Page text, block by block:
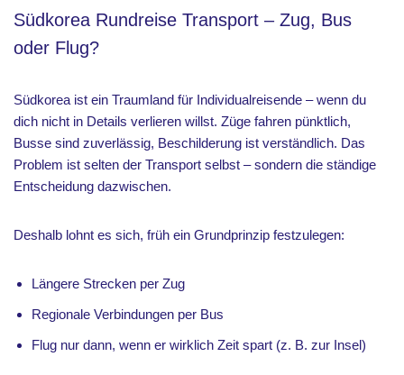
Südkorea Rundreise Transport – Zug, Bus
oder Flug?
Südkorea ist ein Traumland für Individualreisende – wenn du
dich nicht in Details verlieren willst. Züge fahren pünktlich,
Busse sind zuverlässig, Beschilderung ist verständlich. Das
Problem ist selten der Transport selbst – sondern die ständige
Entscheidung dazwischen.
Deshalb lohnt es sich, früh ein Grundprinzip festzulegen:
Längere Strecken per Zug
Regionale Verbindungen per Bus
Flug nur dann, wenn er wirklich Zeit spart (z. B. zur Insel)